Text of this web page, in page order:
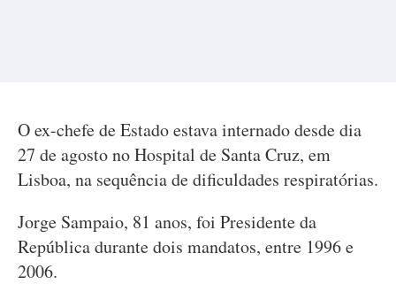
O ex-chefe de Estado estava internado desde dia
27 de agosto no Hospital de Santa Cruz, em
Lisboa, na sequência de dificuldades respiratórias.
Jorge Sampaio, 81 anos, foi Presidente da
República durante dois mandatos, entre 1996 e
2006.